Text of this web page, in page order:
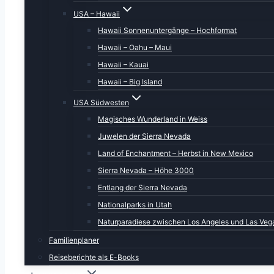
USA – Hawaii
Hawaii Sonnenuntergänge – Hochformat
Hawaii – Oahu – Maui
Hawaii – Kauai
Hawaii – Big Island
USA Südwesten
Magisches Wunderland in Weiss
Juwelen der Sierra Nevada
Land of Enchantment – Herbst in New Mexico
Sierra Nevada – Höhe 3000
Entlang der Sierra Nevada
Nationalparks in Utah
Naturparadiese zwischen Los Angeles und Las
Familienplaner
Reiseberichte als E-Books
Wie üblich sind die Parkplätze auch zu früher
Bei einer vorigen Reise hatten wir vor der Küste